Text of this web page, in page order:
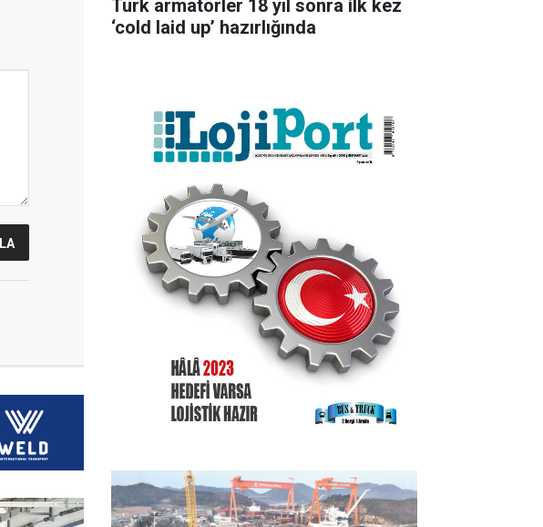
Türk armatörler 18 yıl sonra ilk kez
‘cold laid up’ hazırlığında